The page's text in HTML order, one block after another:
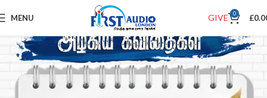
MENU GIVE 0 £